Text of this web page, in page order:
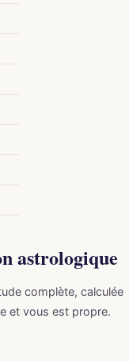
astrologique
complète, calculée
et vous est propre.